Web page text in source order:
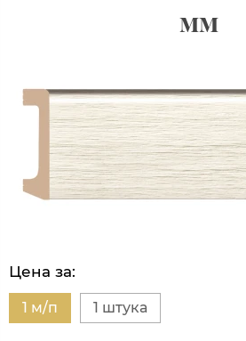
мм
Цена за:
1 м/п 1 штука